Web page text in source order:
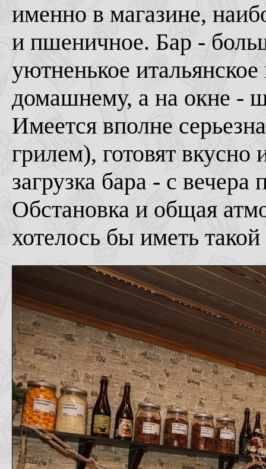
именно в магазине,
и пшеничное. Бар -
уютненькое
домашнему, а на окне -
Имеется вполне
грилем), готовят
загрузка бара - с
Обстановка и общая
хотелось бы иметь